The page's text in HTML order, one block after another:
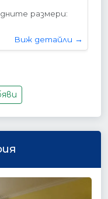
размери:
Виж детайли →